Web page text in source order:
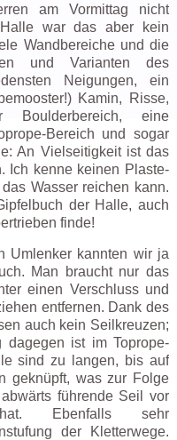
am Vormittag nicht
war das aber kein
Wandbereiche und die
und Varianten des
Neigungen, ein
Kamin, Risse,
Boulderbereich, eine
Bereich und sogar
An Vielseitigkeit ist das
Ich kenne keinen Plaste-
Wasser reichen kann.
der Halle, auch
finde!
Umlenker kannten wir ja
Man braucht nur das
einen Verschluss und
entfernen. Dank des
auch kein Seilkreuzen;
dagegen ist im Toprope-
sind zu langen, bis auf
geknüpft, was zur Folge
führende Seil vor
Ebenfalls sehr
der Kletterwege.